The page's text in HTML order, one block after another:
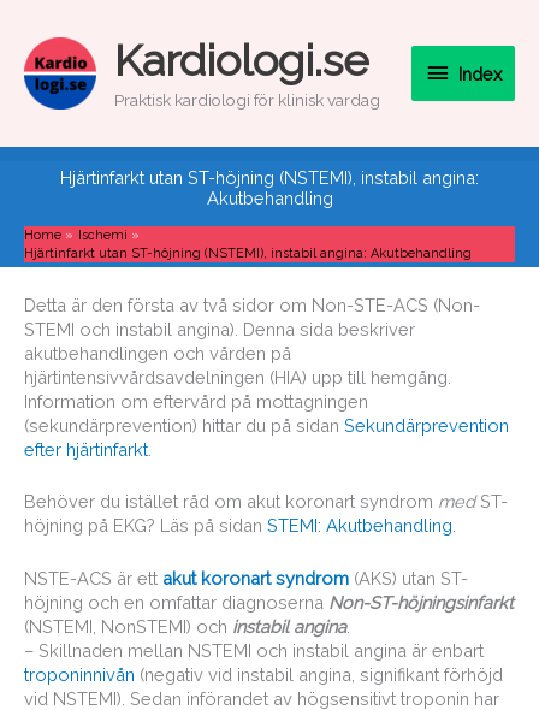
content
Kardiologi.se
Praktisk kardiologi för klinisk vardag
Index
Index
Hjärtinfarkt utan ST-höjning (NSTEMI), instabil angina:
Akutbehandling
Home
Ischemi
Hjärtinfarkt utan ST-höjning (NSTEMI), instabil angina: Akutbehandling
Detta är den första av två sidor om Non-STE-ACS (Non-
STEMI och instabil angina). Denna sida beskriver
akutbehandlingen och vården på
hjärtintensivvårdsavdelningen (HIA) upp till hemgång.
Information om eftervård på mottagningen
(sekundärprevention) hittar du på sidan Sekundärprevention
efter hjärtinfarkt
Behöver du istället råd om akut koronart syndrom medST-
höjning på EKG? Läs på sidan STEMI: Akutbehandling.
NSTE-ACS är ett akut koronart syndrom (AKS) utan ST-
höjning och en omfattar diagnoserna Non-ST-höjningsinfarkt
(NSTEMI, NonSTEMI) och instabil angina.
– Skillnaden mellan NSTEMI och instabil angina är enbart
troponinnivån (negativ vid instabil angina, signifikant förhöjd
vid NSTEMI). Sedan införandet av högsensitivt troponin har